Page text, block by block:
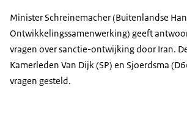
Minister Schreinemacher (Buitenlandse
Ontwikkelingssamenwerking) geeft
vragen over sanctie-ontwijking door Iran.
Kamerleden Van Dijk (SP) en Sjoerdsma
vragen gesteld.